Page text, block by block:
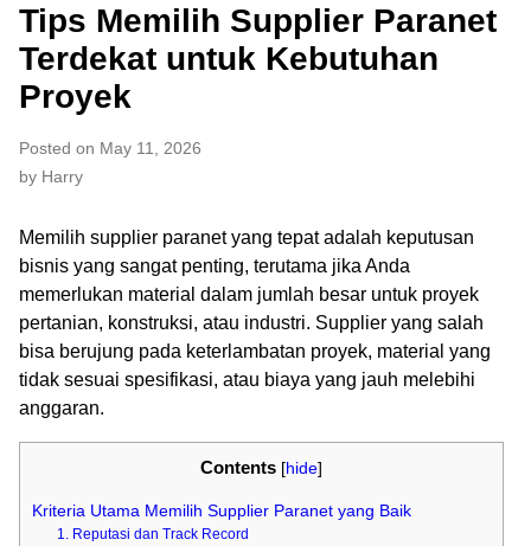
Tips Memilih Supplier Paranet
Terdekat untuk Kebutuhan
Proyek
Posted on May 11, 2026
by Harry
Memilih supplier paranet yang tepat adalah keputusan
bisnis yang sangat penting, terutama jika Anda
memerlukan material dalam jumlah besar untuk proyek
pertanian, konstruksi, atau industri. Supplier yang salah
bisa berujung pada keterlambatan proyek, material yang
tidak sesuai spesifikasi, atau biaya yang jauh melebihi
anggaran.
Contents [hide]
Kriteria Utama Memilih Supplier Paranet yang Baik
1. Reputasi dan Track Record